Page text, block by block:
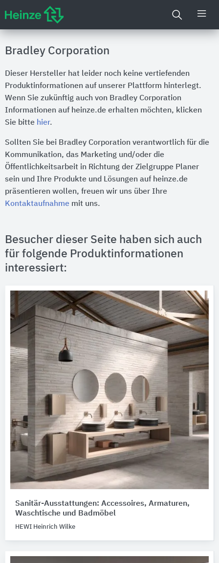
Bradley Corporation
Dieser Hersteller hat leider noch keine vertiefenden
Produktinformationen auf unserer Plattform hinterlegt.
Wenn Sie zukünftig auch von Bradley Corporation
Informationen auf heinze.de erhalten möchten, klicken
Sie bitte hier.
Sollten Sie bei Bradley Corporation verantwortlich für die
Kommunikation, das Marketing und/oder die
Öffentlichkeitsarbeit in Richtung der Zielgruppe Planer
sein und Ihre Produkte und Lösungen auf heinze.de
präsentieren wollen, freuen wir uns über Ihre
Kontaktaufnahme mit uns.
Besucher dieser Seite haben sich auch
für folgende Produktinformationen
interessiert:
Sanitär-Ausstattungen: Accessoires, Armaturen,
Waschtische und Badmöbel
HEWI Heinrich Wilke